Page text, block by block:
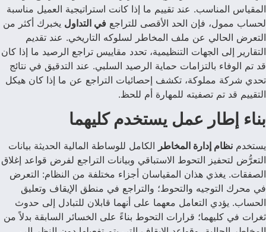
المقياس المناسب. عند تقييم ما إذا كانت استراتيجية العميل مناسبة
لحساب ممول، فإن الحد الأقصى للتراجع في التداول يخبرك أكثر من
التعرض الحالي عن ملف المخاطر لسلوكه التاريخي. عند تقديم
التقارير إلى الجهات التنظيمية، تحدد مقاييس تراجع الرصيد ما إذا كان
قد تم الوفاء بالتزامات حماية الرصيد السلبي. عند التدقيق في نتائج
تحدي شركة مملوكة، تكشف إحصائيات التراجع عن ما إذا كان هيكل
التقييم قد تم تصفيته للمهارة أم للحظ.
بناء إطار عمل يستخدم كليهما
يستخدم نظام إدارة المخاطر الكامل للوساطة المالية الحديثة بيانات
التعرُّض لتحفيز التحوط الاستباقي وبيانات التراجع لفرض قواعد إغلاق
الصفقات. يغذي هذان المقياسان أجزاء مختلفة من النظام: التعرض
في محرك التوجيه والتحوط؛ والتراجع في منطق الإيقاف وتعليق
الحساب. يؤدي التعامل معهما على أنهما قابلان للتبادل إلى حدوث
ثغرات في كليهما؛ قرارات التحوط بناءً على الخسائر السابقة بدلاً من